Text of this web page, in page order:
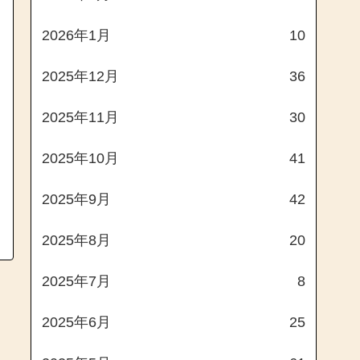
2026年1月 10
2025年12月 36
2025年11月 30
2025年10月 41
2025年9月 42
2025年8月 20
2025年7月 8
2025年6月 25